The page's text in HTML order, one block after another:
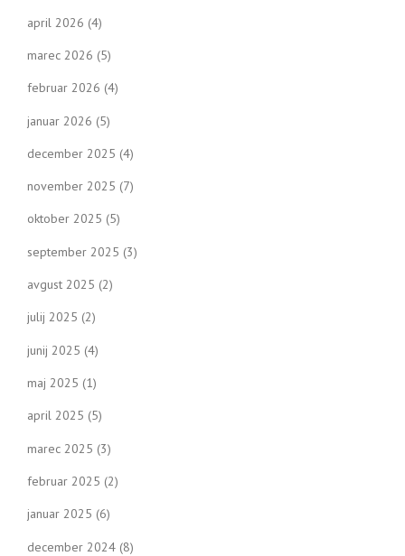
april 2026 (4)
marec 2026 (5)
februar 2026 (4)
januar 2026 (5)
december 2025 (4)
november 2025 (7)
oktober 2025 (5)
september 2025 (3)
avgust 2025 (2)
julij 2025 (2)
junij 2025 (4)
maj 2025 (1)
april 2025 (5)
marec 2025 (3)
februar 2025 (2)
januar 2025 (6)
december 2024 (8)